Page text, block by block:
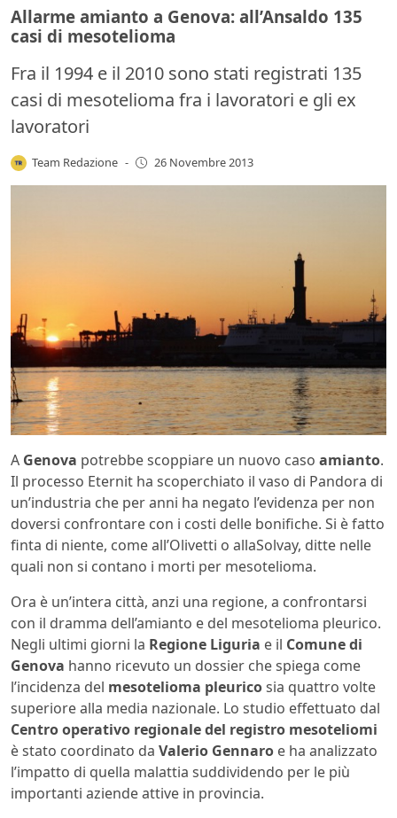
Allarme amianto a Genova: all’Ansaldo 135
casi di mesotelioma
Fra il 1994 e il 2010 sono stati registrati 135
casi di mesotelioma fra i lavoratori e gli ex
lavoratori
Team Redazione - 26 Novembre 2013
A Genova potrebbe scoppiare un nuovo caso amianto.
Il processo Eternit ha scoperchiato il vaso di Pandora di
un’industria che per anni ha negato l’evidenza per non
doversi confrontare con i costi delle bonifiche. Si è fatto
finta di niente, come all’Olivetti o allaSolvay, ditte nelle
quali non si contano i morti per mesotelioma.
Ora è un’intera città, anzi una regione, a confrontarsi
con il dramma dell’amianto e del mesotelioma pleurico.
Negli ultimi giorni la Regione Liguria e il Comune di
Genova hanno ricevuto un dossier che spiega come
l’incidenza del mesotelioma pleuricosia quattro volte
superiore alla media nazionale. Lo studio effettuato dal
Centro operativo regionale del registro mesoteliomi
è stato coordinato da Valerio Gennaro e ha analizzato
l’impatto di quella malattia suddividendo per le più
importanti aziende attive in provincia.